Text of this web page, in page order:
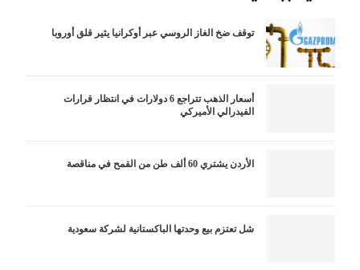
توقف ضخ الغاز الروسي عبر أوكرانيا يثير قلق أوروبا
أسعار الذهب تتراجع 6 دولارات في انتظار قرارات
الفيدرالي الأميركي
الأردن يشتري 60 ألف طن من القمح في مناقصة
شل تعتزم بيع وحدتها الباكستانية لشركة سعودية